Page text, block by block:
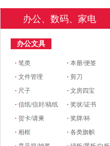
办公、数码、家电
办公文具
·笔类 ·本册/便签
·文件管理 ·剪刀
· 尺子 ·文房四宝
·信纸/信封/稿纸 ·奖状/证书
·贺卡/请柬 ·奖牌/杯
·相框 ·各类旗帜